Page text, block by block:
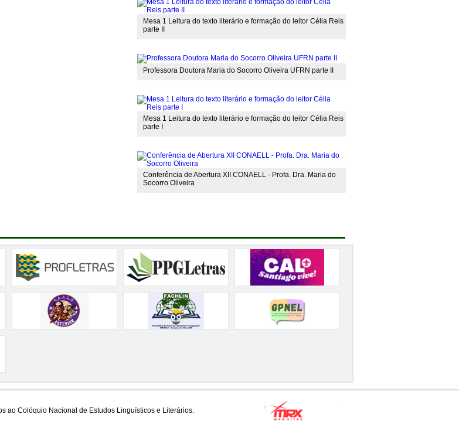
Mesa 1 Leitura do texto literário e formação do leitor Célia Reis
parte II
Professora Doutora Maria do Socorro Oliveira UFRN parte II
Mesa 1 Leitura do texto literário e formação do leitor Célia Reis
parte I
Conferência de Abertura XII CONAELL - Profa. Dra. Maria do
Socorro Oliveira
ao Colóquio Nacional de Estudos Linguísticos e Literários.